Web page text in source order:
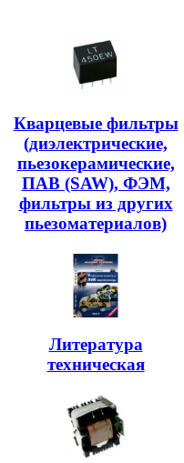
Кварцевые фильтры
(диэлектрические,
пьезокерамические,
ПАВ (SAW), ФЭМ,
фильтры из других
пьезоматериалов)
Литература
техническая